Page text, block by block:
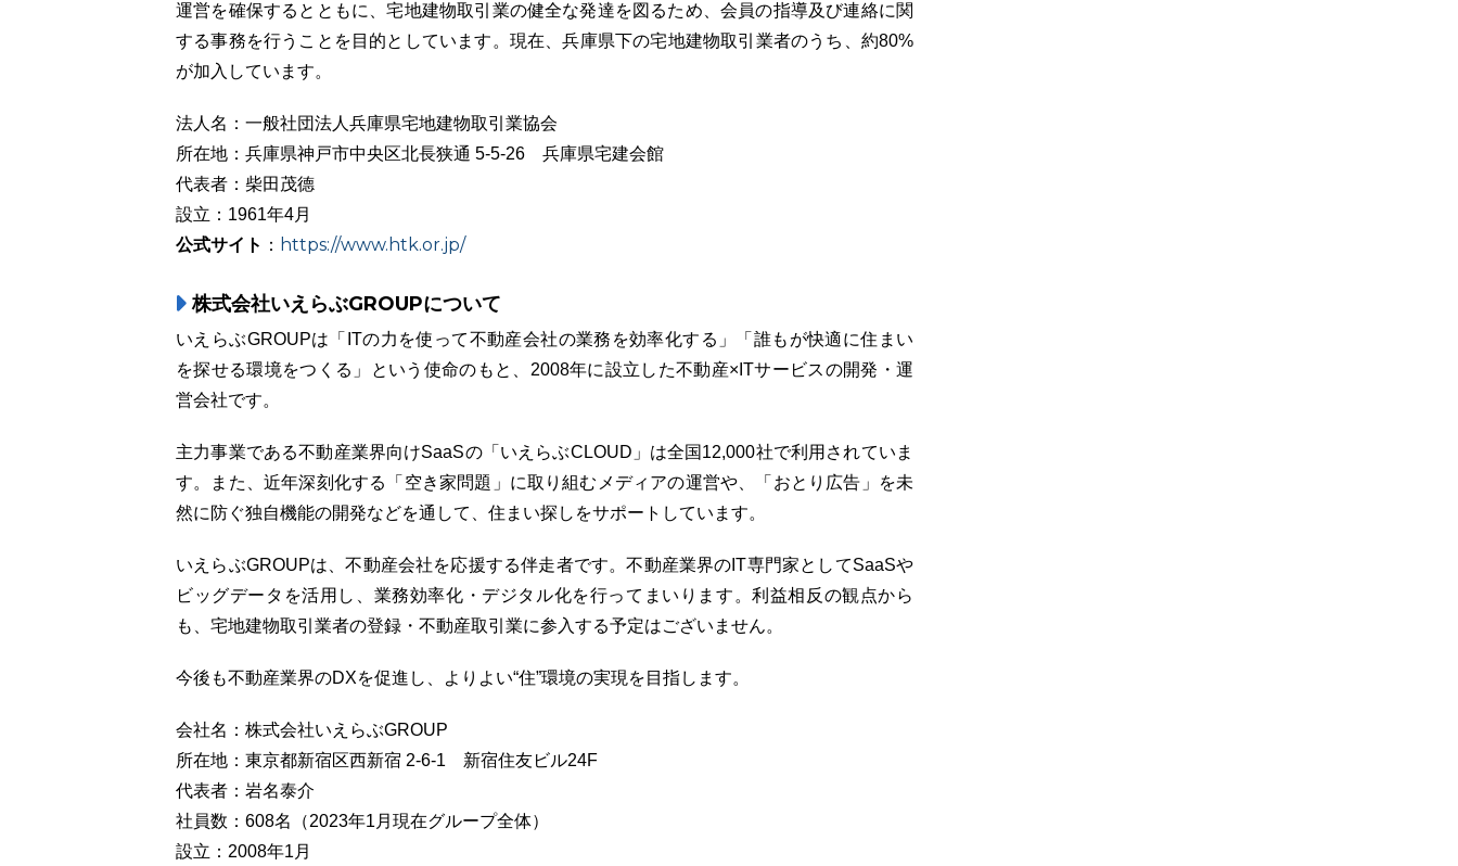
運営を確保するとともに、宅地建物取引業の健全な発達を図るため、会員の指導及び連絡に関
する事務を行うことを目的としています。現在、兵庫県下の宅地建物取引業者のうち、約80%
が加入しています。
法人名：一般社団法人兵庫県宅地建物取引業協会
所在地：兵庫県神戸市中央区北長狭通 5-5-26 兵庫県宅建会館
代表者：柴田茂德
設立：1961年4月
公式サイト ： https://www.htk.or.jp/
株式会社いえらぶGROUPについて
いえらぶGROUPは「ITの力を使って不動産会社の業務を効率化する」「誰もが快適に住まい
を探せる環境をつくる」という使命のもと、2008年に設立した不動産×ITサービスの開発・運
営会社です。
主力事業である不動産業界向けSaaSの「いえらぶCLOUD」は全国12,000社で利用されていま
す。また、近年深刻化する「空き家問題」に取り組むメディアの運営や、「おとり広告」を未
然に防ぐ独自機能の開発などを通して、住まい探しをサポートしています。
いえらぶGROUPは、不動産会社を応援する伴走者です。不動産業界のIT専門家としてSaaSや
ビッグデータを活用し、業務効率化・デジタル化を行ってまいります。利益相反の観点から
も、宅地建物取引業者の登録・不動産取引業に参入する予定はございません。
今後も不動産業界のDXを促進し、よりよい“住”環境の実現を目指します。
会社名：株式会社いえらぶGROUP
所在地：東京都新宿区西新宿 2-6-1 新宿住友ビル24F
代表者：岩名泰介
社員数：608名（2023年1月現在グループ全体）
設立：2008年1月